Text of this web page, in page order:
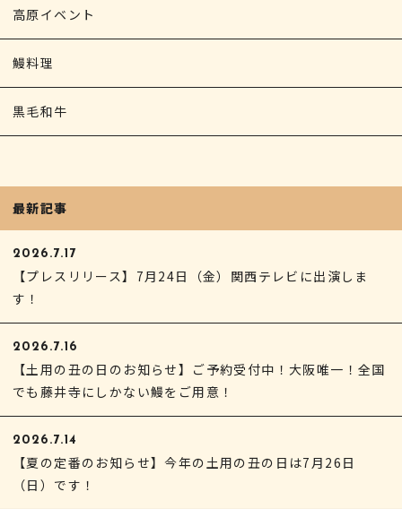
高原イベント
鰻料理
黒毛和牛
最新記事
2026.7.17
【プレスリリース】7月24日（金）関西テレビに出演しま
す！
2026.7.16
【土用の丑の日のお知らせ】ご予約受付中！大阪唯一！全国
でも藤井寺にしかない鰻をご用意！
2026.7.14
【夏の定番のお知らせ】今年の土用の丑の日は7月26日
（日）です！